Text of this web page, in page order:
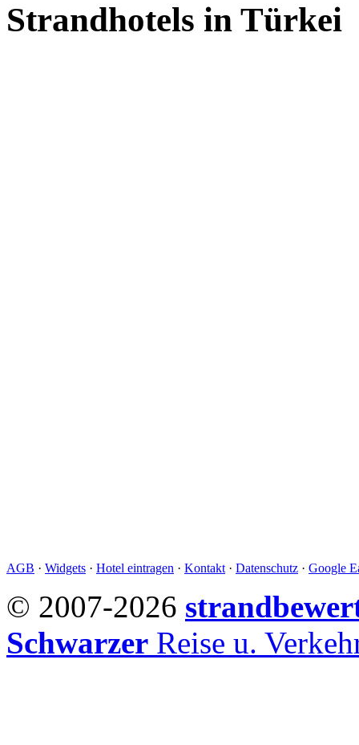
Strandhotels in Türkei
AGB · Widgets · Hotel eintragen · Kontakt · Datenschutz · Google
© 2007-2026
Schwarzer Reise u.